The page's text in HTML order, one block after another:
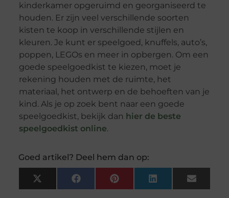
kinderkamer opgeruimd en georganiseerd te
houden. Er zijn veel verschillende soorten
kisten te koop in verschillende stijlen en
kleuren. Je kunt er speelgoed, knuffels, auto’s,
poppen, LEGOs en meer in opbergen. Om een
goede speelgoedkist te kiezen, moet je
rekening houden met de ruimte, het
materiaal, het ontwerp en de behoeften van je
kind. Als je op zoek bent naar een goede
speelgoedkist, bekijk dan hier de beste
speelgoedkist online.
Goed artikel? Deel hem dan op:
X
(Twitter)
FacebookPinterestLinkedInEmail